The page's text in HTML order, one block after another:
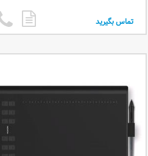
تماس بگیرید